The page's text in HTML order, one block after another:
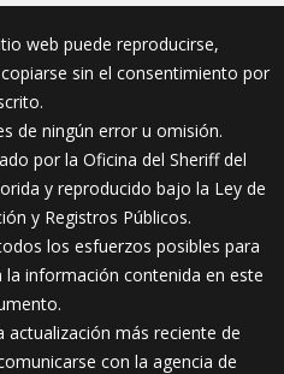
web puede reproducirse,
sin el consentimiento por
de ningún error u omisión.
por la Oficina del Sheriff del
y reproducido bajo la Ley de
y Registros Públicos.
los esfuerzos posibles para
información contenida en este
más reciente de
con la agencia de